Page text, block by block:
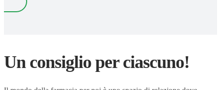
Un consiglio per ciascuno!